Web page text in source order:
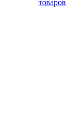
товаров